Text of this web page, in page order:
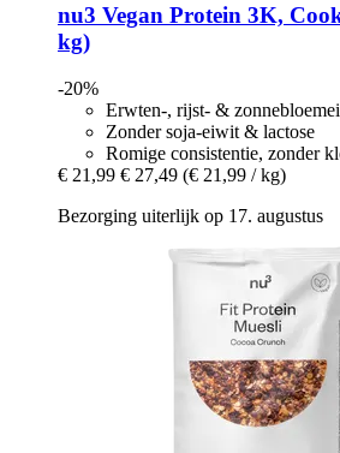
nu3 Vegan Protein 3K,
kg)
-20%
Erwten-, rijst- &
Zonder soja-eiwit & lactose
Romige consistentie, zonder
€ 21,99 € 27,49 (€ 21,99 / kg)
Bezorging uiterlijk op 17. augustus